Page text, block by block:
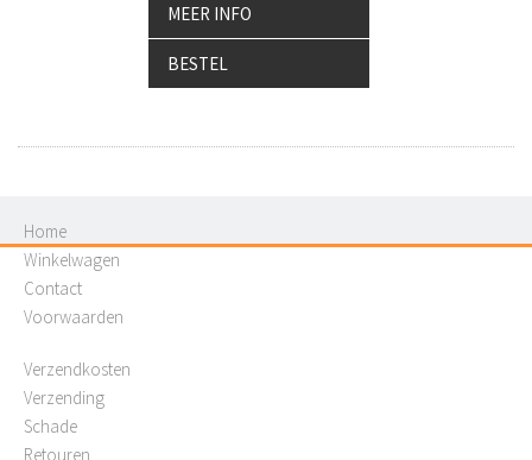
MEER INFO
BESTEL
Home
Winkelwagen
Contact
Voorwaarden
Verzendkosten
Verzending
Schade
Retouren